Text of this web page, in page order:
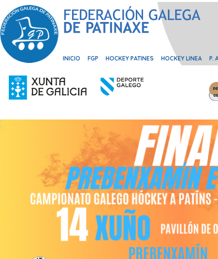
INICIO FGP HOCKEY PATINES HOCKEY LINEA P.